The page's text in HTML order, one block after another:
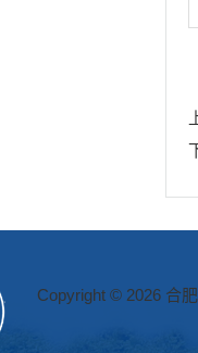
Copyright © 2026 合